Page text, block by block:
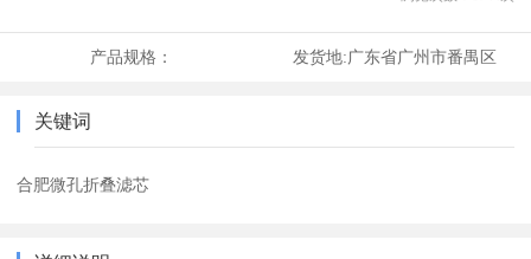
产品规格： 发货地:广东省广州市番禺区
关键词
合肥微孔折叠滤芯